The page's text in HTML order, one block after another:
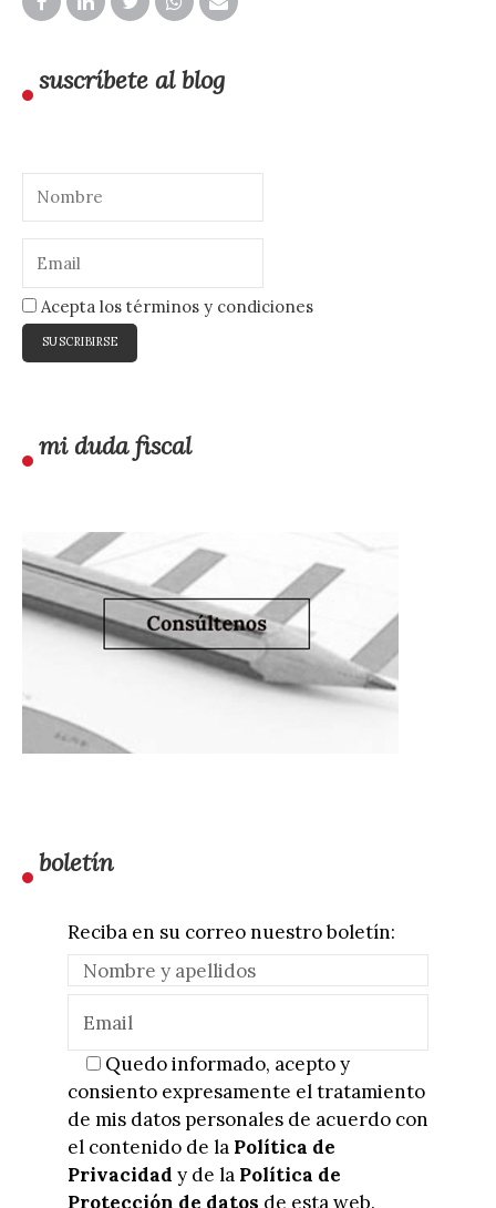
suscríbete al blog
Acepta los términos y condiciones
mi duda fiscal
boletín
Reciba en su correo nuestro boletín:
Quedo informado, acepto y
consiento expresamente el tratamiento
de mis datos personales de acuerdo con
el contenido de la Política de
Privacidad y de la Política de
Protección de datos de esta web.